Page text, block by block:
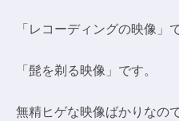
「レコーディングの映像」
「髭を剃る映像」です。
無精ヒゲな映像ばかりなの